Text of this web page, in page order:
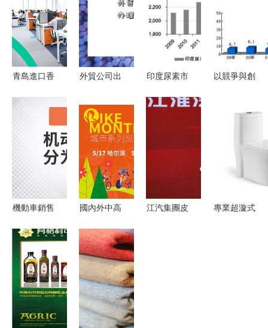
青島進口香
外貿入門與
國內代理全
外貿公司出
內貿易代理
業務辦理全
攻略
印度尿素市
易代理的角
色與挑戰
以競爭與創
造國內貿易
機動車銷售
聚焦國內貿
易代理
國內外中高
齊聚2023
單車月，展
商提前洞悉
國內貿易代
理新機遇
江汽集團皮
專業超漩式